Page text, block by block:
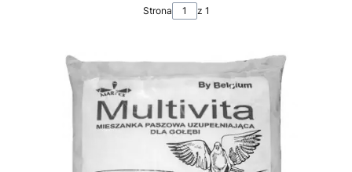
Strona z 1